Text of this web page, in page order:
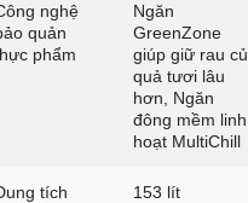
nghệ
quản
phẩm
Ngăn
GreenZone
giúp giữ rau củ
quả tươi lâu
hơn, Ngăn
đông mềm linh
hoạt MultiChill
tích
153 lít